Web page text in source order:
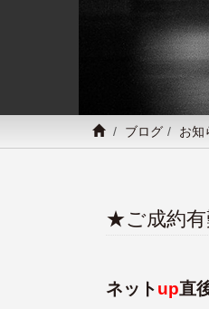
ブログ お知
★ご成約有
ネットup直